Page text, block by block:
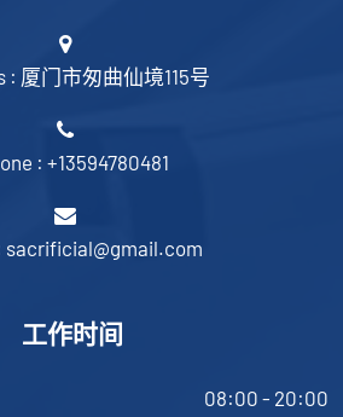
: 厦门市匆曲仙境115号
: +13594780481
sacrificial@gmail.com
工作时间
08:00 - 20:00